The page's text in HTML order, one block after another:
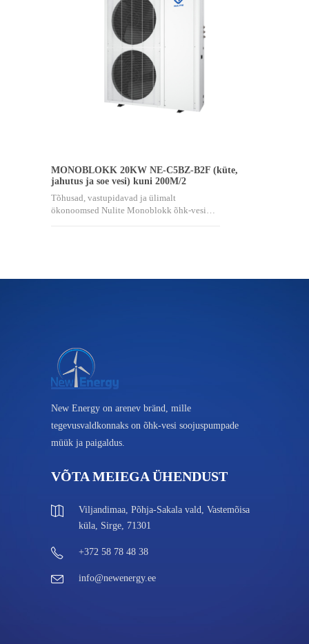
MONOBLOKK 20KW NE-C5BZ-B2F (küte,
jahutus ja soe vesi) kuni 200M/2
Tõhusad, vastupidavad ja ülimalt
ökonoomsed Nulite Monoblokk õhk-vesi…
New Energy on arenev bränd, mille
tegevusvaldkonnaks on õhk-vesi soojuspumpade
müük ja paigaldus.
VÕTA MEIEGA ÜHENDUST
Viljandimaa, Põhja-Sakala vald, Vastemõisa
küla, Sirge, 71301
+372 58 78 48 38
info@newenergy.ee